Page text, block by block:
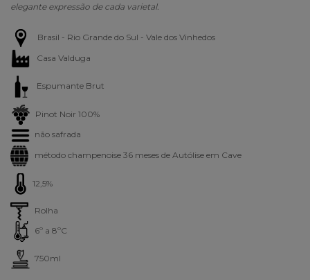
elegante expressão de cada varietal.
Brasil - Rio Grande do Sul - Vale dos Vinhedos
Casa Valduga
Espumante Brut
Pinot Noir 100%
não safrada
método champenoise 36 meses de Autólise em Cave
12,5%
Rolha
6º a 8ºC
750ml